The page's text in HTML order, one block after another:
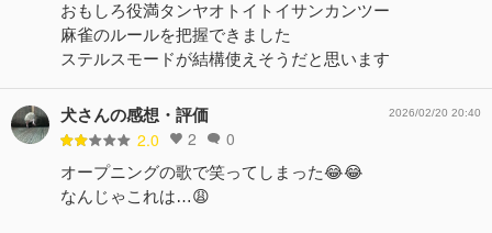
おもしろ役満タンヤオトイトイサンカンツー
麻雀のルールを把握できました
ステルスモードが結構使えそうだと思います
犬さんの感想・評価
2.0 2 0
2026/02/20 20:40
オープニングの歌で笑ってしまった😂😂
なんじゃこれは…😩